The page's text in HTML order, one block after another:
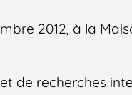
2012, à la
de recherches